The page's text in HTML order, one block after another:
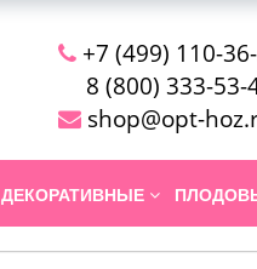
+7 (499) 110-
8 (800) 333-53-
shop@opt-
ДЕКОРАТИВНЫЕ